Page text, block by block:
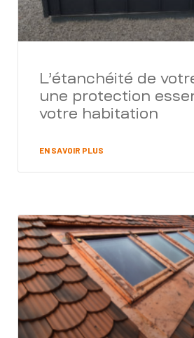
L’étanchéité de
une protection
votre habitation
EN SAVOIR PLUS